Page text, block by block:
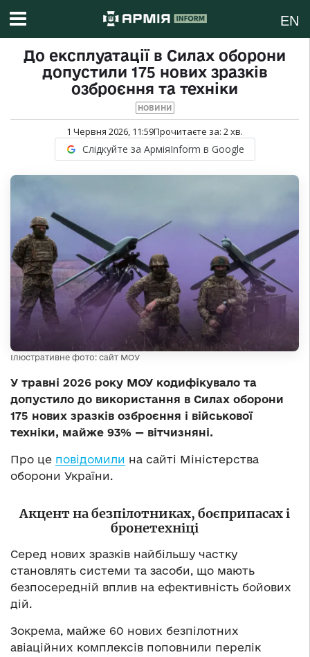
EN
До експлуатації в Силах оборони
допустили 175 нових зразків
озброєння та техніки
НОВИНИ
1 Червня 2026, 11:59Прочитаєте за: 2хв.
Слідкуйте за АрміяInform в Google
Ілюстративне фото: сайт МОУ
У травні 2026 року МОУ кодифікувало та
допустило до використання в Силах оборони
175 нових зразків озброєння і військової
техніки, майже 93% — вітчизняні.
Про це повідомили на сайті Міністерства
оборони України.
Акцент на безпілотниках, боєприпасах і
бронетехніці
Серед нових зразків найбільшу частку
становлять системи та засоби, що мають
безпосередній вплив на ефективність бойових
дій.
Зокрема, майже 60 нових безпілотних
авіаційних комплексів поповнили перелік